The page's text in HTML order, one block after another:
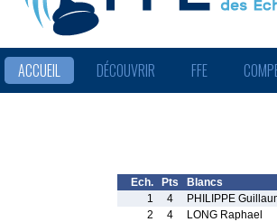
ACCUEIL DÉCOUVRIR FFE
Ech. Pts
Blancs
1
4
PHILIPPE
2
4
LONG Raphael